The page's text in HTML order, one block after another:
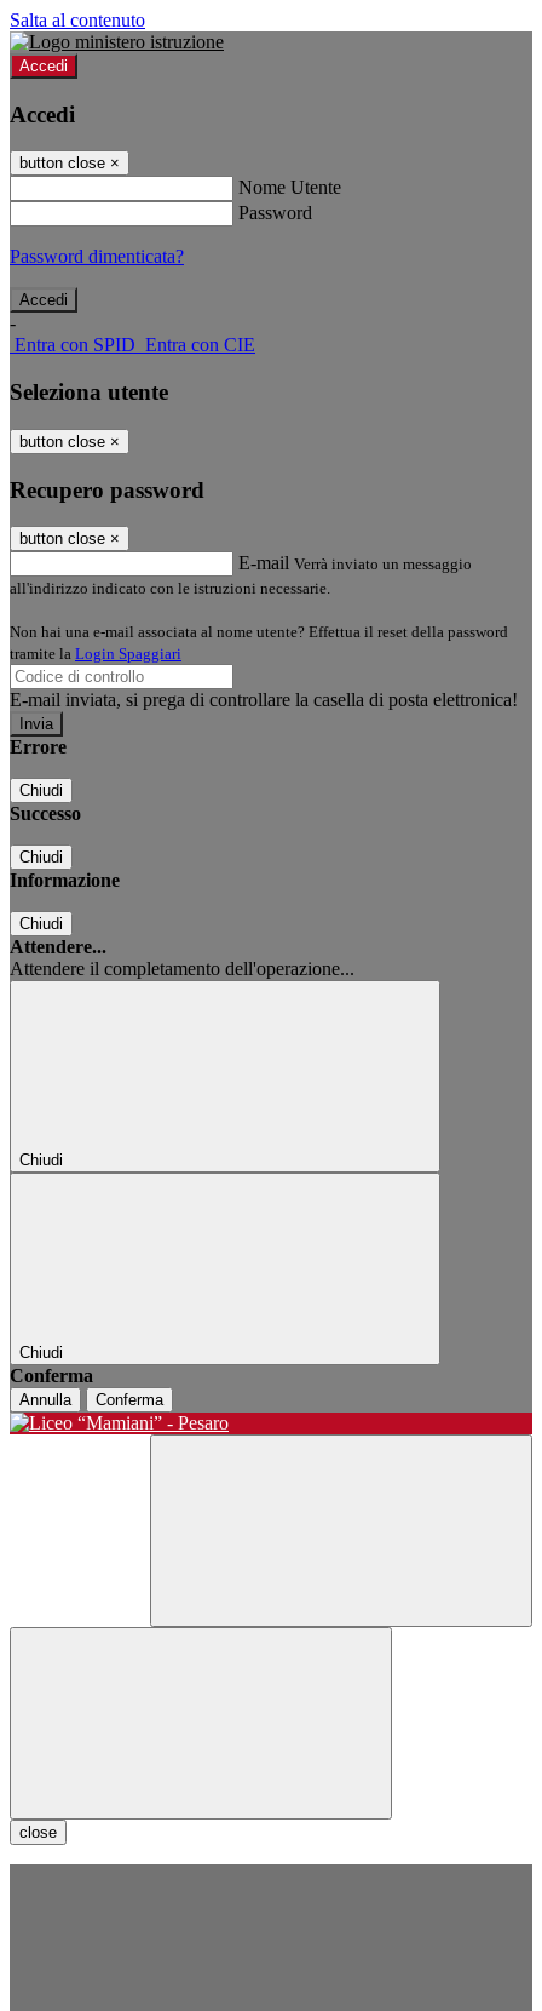
Salta al contenuto
Accedi
Accedi
button close ×
Nome Utente
Password
Password dimenticata?
-
Entra con SPID Entra con CIE
Seleziona utente
button close ×
Recupero password
button close ×
E-mail Verrà inviato un messaggio
all'indirizzo indicato con le istruzioni necessarie.
Non hai una e-mail associata al nome utente? Effettua il reset della password
tramite la Login Spaggiari
E-mail inviata, si prega di controllare la casella di posta elettronica!
Errore
Chiudi
Successo
Chiudi
Informazione
Chiudi
Attendere...
Attendere il completamento dell'operazione...
Chiudi
Chiudi
Conferma
Annulla Conferma
close